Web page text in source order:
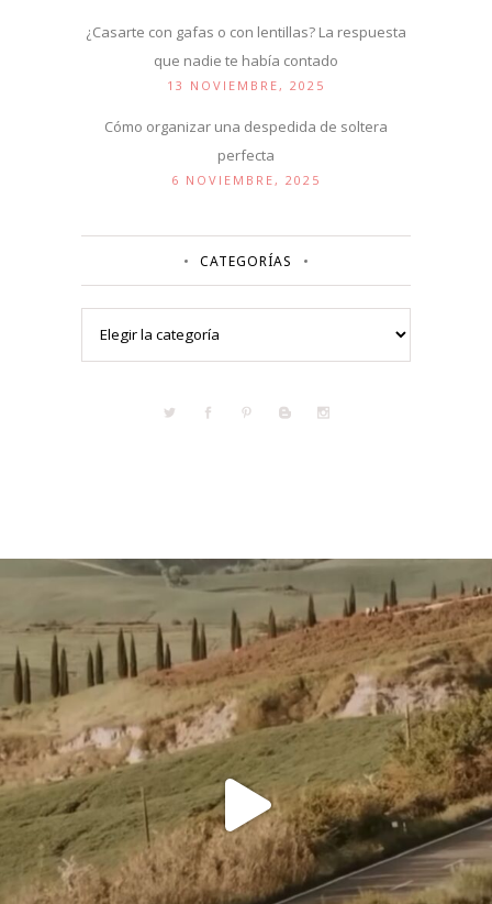
¿Casarte con gafas o con lentillas? La respuesta
que nadie te había contado
13 NOVIEMBRE, 2025
Cómo organizar una despedida de soltera
perfecta
6 NOVIEMBRE, 2025
CATEGORÍAS